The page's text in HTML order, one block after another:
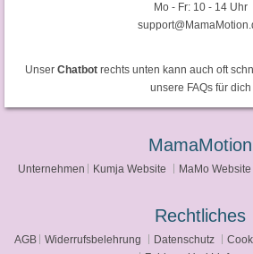
Mo - Fr: 10 - 14 Uhr
Unser Chatbotrechts unten kann auch oft
unsere FAQs für dich
MamaMotion
Unternehmen Kumja Website MaMo Website
Rechtliches
AGB Widerrufsbelehrung Datenschutz